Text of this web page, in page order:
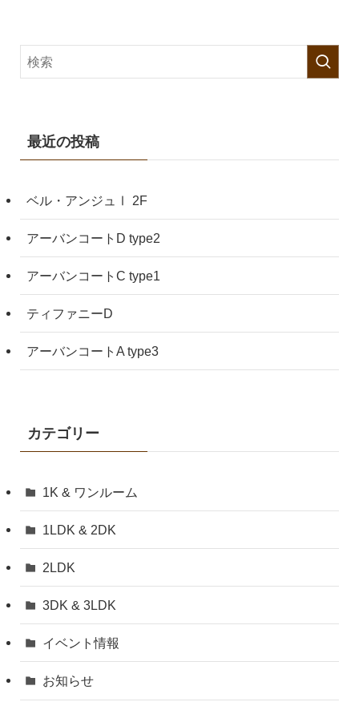
最近の投稿
ベル・アンジュⅠ 2F
アーバンコートD type2
アーバンコートC type1
ティファニーD
アーバンコートA type3
カテゴリー
1K & ワンルーム
1LDK & 2DK
2LDK
3DK & 3LDK
イベント情報
お知らせ